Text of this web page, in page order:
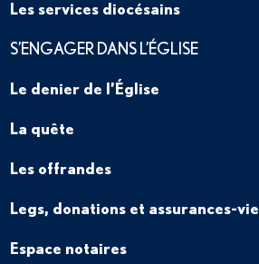
Les services diocésains
S’ENGAGER DANS L’ÉGLISE
Le denier de l’Église
La quête
Les offrandes
Legs, donations et assurances-vie
Espace notaires